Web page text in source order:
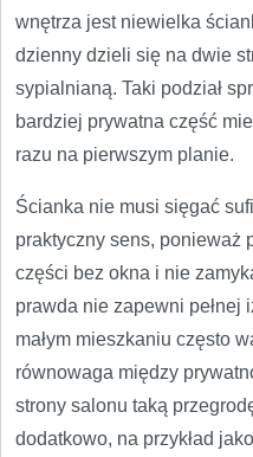
wnętrza jest niewielka
dzienny dzieli się na dwie
sypialnianą. Taki podział
bardziej prywatna część
razu na pierwszym planie.
Ścianka nie musi sięgać
praktyczny sens, ponieważ
części bez okna i nie
prawda nie zapewni pełnej
małym mieszkaniu często
równowaga między
strony salonu taką
dodatkowo, na przykład